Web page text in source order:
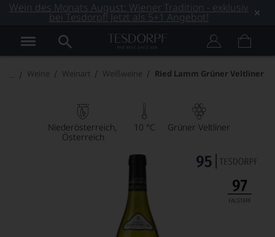
Wein des Monats August: Wiener Tradition - exklusiv
bei Tesdorpf! Jetzt als 5+1 Angebot!
Weine Weinart Weißweine Ried Lamm Grüner Veltliner
Niederösterreich
Österreich
10 °C Grüner Veltliner